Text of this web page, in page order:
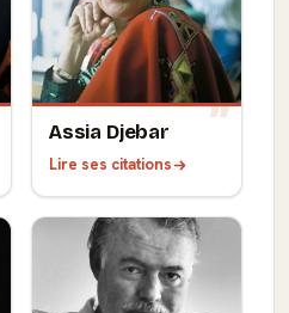
Assia Djebar
Lire ses citations